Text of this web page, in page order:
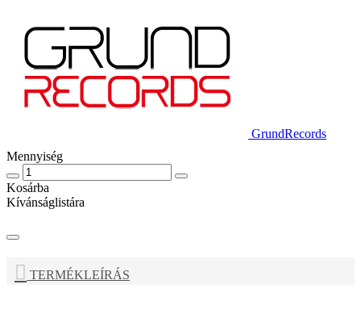
GrundRecords
Mennyiség
Kosárba
Kívánságlistára
TERMÉKLEÍRÁS